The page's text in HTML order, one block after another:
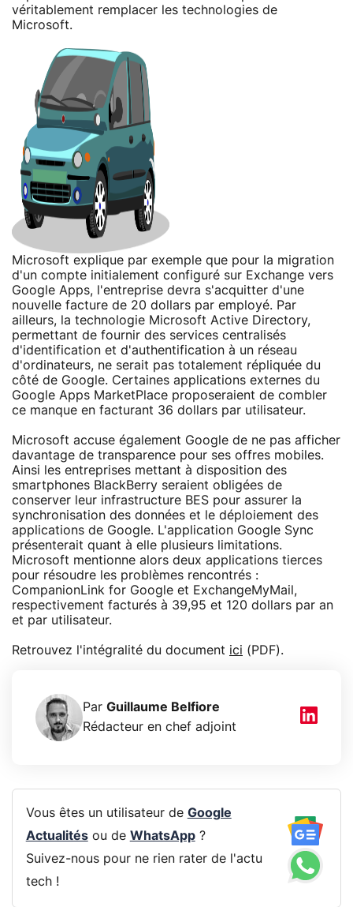
véritablement remplacer les technologies de
Microsoft.
Microsoft explique par exemple que pour la migration
d'un compte initialement configuré sur Exchange vers
Google Apps, l'entreprise devra s'acquitter d'une
nouvelle facture de 20 dollars par employé. Par
ailleurs, la technologie Microsoft Active Directory,
permettant de fournir des services centralisés
d'identification et d'authentification à un réseau
d'ordinateurs, ne serait pas totalement répliquée du
côté de Google. Certaines applications externes du
Google Apps MarketPlace proposeraient de combler
ce manque en facturant 36 dollars par utilisateur.
Microsoft accuse également Google de ne pas afficher
davantage de transparence pour ses offres mobiles.
Ainsi les entreprises mettant à disposition des
smartphones BlackBerry seraient obligées de
conserver leur infrastructure BES pour assurer la
synchronisation des données et le déploiement des
applications de Google. L'application Google Sync
présenterait quant à elle plusieurs limitations.
Microsoft mentionne alors deux applications tierces
pour résoudre les problèmes rencontrés :
CompanionLink for Google et ExchangeMyMail,
respectivement facturés à 39,95 et 120 dollars par an
et par utilisateur.
Retrouvez l'intégralité du document ici (PDF).
Par Guillaume Belfiore
Rédacteur en chef adjoint
Vous êtes un utilisateur de Google
Actualitésou de WhatsApp?
Suivez-nous pour ne rien rater de l'actu
tech !